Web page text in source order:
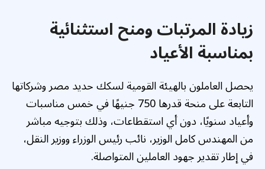
زيادة المرتبات ومنح استثنائية
بمناسبة الأعياد
يحصل العاملون بالهيئة القومية لسكك حديد مصر وشركاتها
التابعة على منحة قدرها 750 جنيهًا في خمس مناسبات
وأعياد سنويًا، دون أي استقطاعات، وذلك بتوجيه مباشر
من المهندس كامل الوزير، نائب رئيس الوزراء ووزير النقل،
في إطار تقدير جهود العاملين المتواصلة.